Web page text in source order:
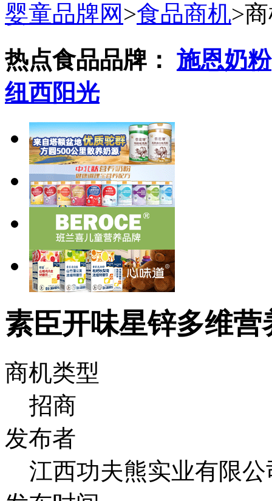
婴童品牌网 >食品商机>
热点食品品牌： 施恩奶粉
纽西阳光
素臣开味星锌多维营
商机类型
招商
发布者
江西功夫熊实业有限公